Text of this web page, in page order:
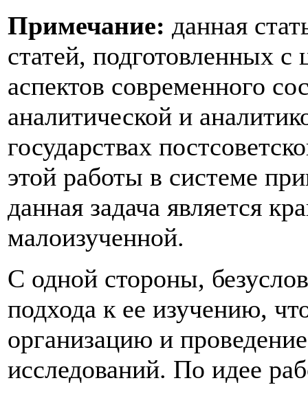
Примечание: данная
статей, подготовленных
аспектов современного
аналитической и
государствах
этой работы в системе
данная задача является
малоизученной.
С одной стороны,
подхода к ее изучению,
организацию и
исследований. По идее